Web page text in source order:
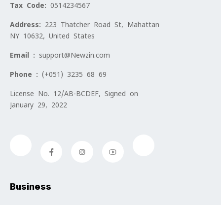
Tax Code: 0514234567
Address: 223 Thatcher Road St, Mahattan
NY 10632, United States
Email : support@Newzin.com
Phone : (+051) 3235 68 69
License No. 12/AB-BCDEF, Signed on
January 29, 2022
Business